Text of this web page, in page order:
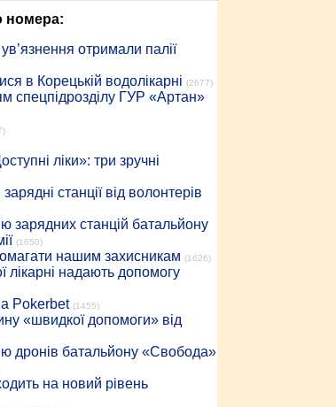
номера:
отримали палії
в Корецькій водолікарні (2677)
спецпідрозділу ГУР «Артан»
ліки»: три зручні
станції від волонтерів
зарядних станцій батальйону
(1650)
нашим захисникам (1626)
лікарні надають допомогу
Pokerbet (1455)
«швидкої допомоги» від
дронів батальйону «Свобода»
на новий рівень